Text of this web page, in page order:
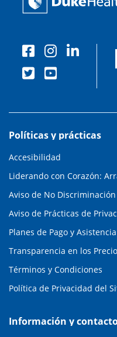
Políticas y prácticas
Accesibilidad
Liderando con Corazón:
Aviso de No Discriminación
Aviso de Prácticas de
Planes de Pago y
Transparencia en los
Términos y Condiciones
Política de Privacidad del
Información y